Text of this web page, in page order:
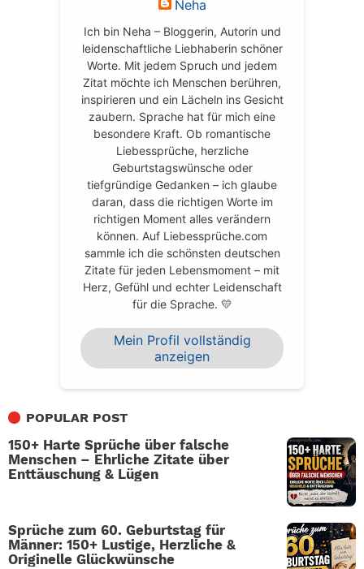
Neha
Ich bin Neha – Bloggerin, Autorin und
leidenschaftliche Liebhaberin schöner
Worte. Mit jedem Spruch und jedem
Zitat möchte ich Menschen berühren,
inspirieren und ein Lächeln ins Gesicht
zaubern. Sprache hat für mich eine
besondere Kraft. Ob romantische
Liebessprüche, herzliche
Geburtstagswünsche oder
tiefgründige Gedanken – ich glaube
daran, dass die richtigen Worte im
richtigen Moment alles verändern
können. Auf Liebessprüche.com
sammle ich die schönsten deutschen
Zitate für jeden Lebensmoment – mit
Herz, Gefühl und echter Leidenschaft
für die Sprache. 💛
Mein Profil vollständig
anzeigen
POPULAR POST
150+ Harte Sprüche über falsche
Menschen – Ehrliche Zitate über
Enttäuschung & Lügen
Sprüche zum 60. Geburtstag für
Männer: 150+ Lustige, Herzliche &
Originelle Glückwünsche